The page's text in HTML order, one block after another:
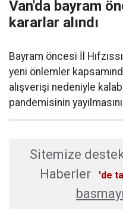
Van'da bayram
kararlar alındı
Bayram öncesi İl
yeni önlemler
alışverişi nedeniyle
pandemisinin
Sitemize
Haberler
'de